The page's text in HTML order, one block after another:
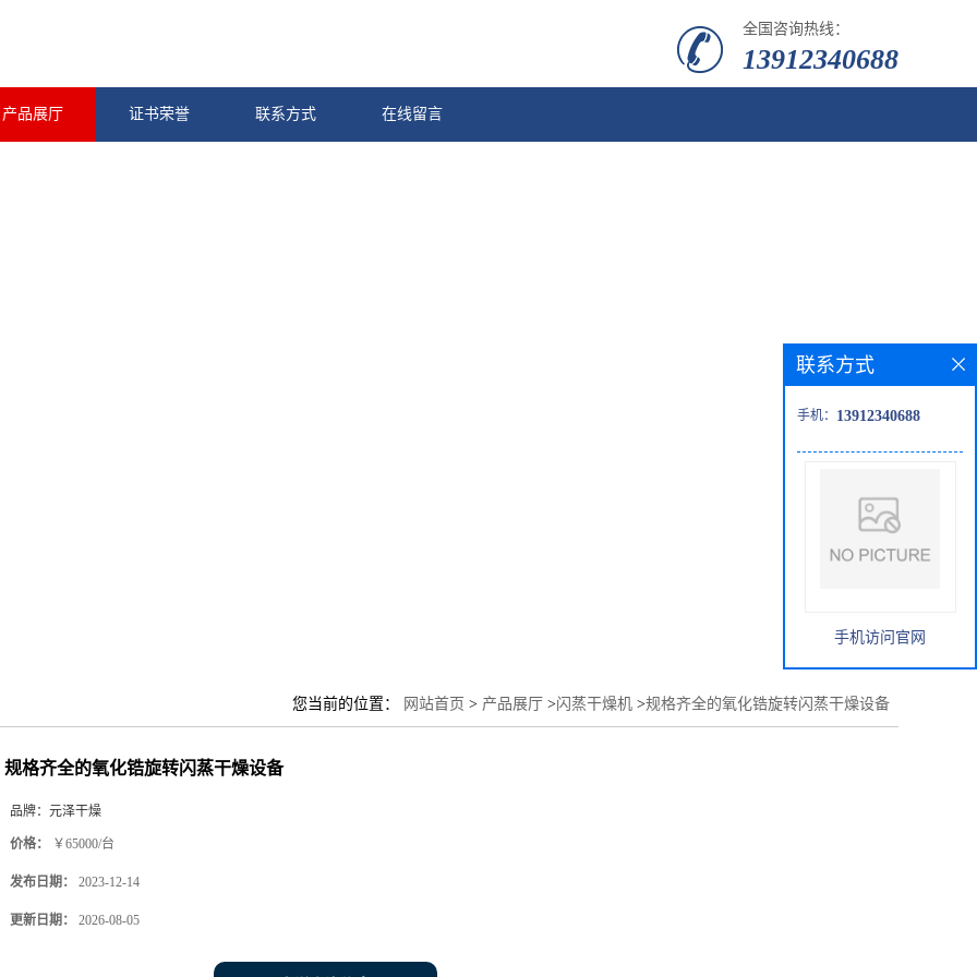
全国咨询热线：
13912340688
产品展厅 证书荣誉 联系方式 在线留言
您当前的位置： 网站首页 > 产品展厅 >闪蒸干燥机 >规格齐全的氧化锆旋转闪蒸干燥设备
规格齐全的氧化锆旋转闪蒸干燥设备
品牌： 元泽干燥
价格： ￥65000/台
发布日期： 2023-12-14
更新日期： 2026-08-05
联系方式
手机： 13912340688
手机访问官网